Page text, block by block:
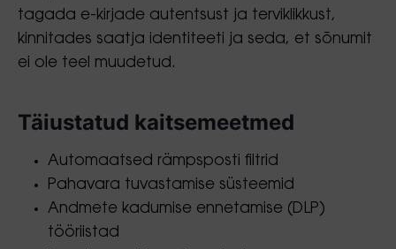
tagada e-kirjade autentsust ja terviklikkust,
kinnitades saatja identiteeti ja seda, et sõnumit
ei ole teel muudetud.
Täiustatud kaitsemeetmed
Automaatsed rämpsposti filtrid
Pahavara tuvastamise süsteemid
Andmete kadumise ennetamise (DLP)
tööriistad